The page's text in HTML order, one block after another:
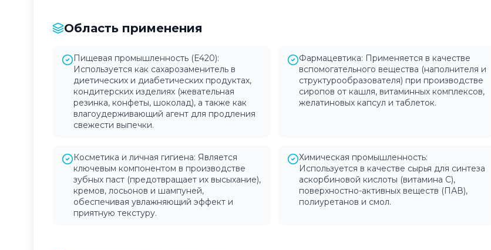
Область применения
Пищевая промышленность (Е420):
Используется как сахарозаменитель в
диетических и диабетических продуктах,
кондитерских изделиях (жевательная
резинка, конфеты, шоколад), а также как
влагоудерживающий агент для продления
свежести выпечки.
Фармацевтика: Применяется в качестве
вспомогательного вещества (наполнителя и
структурообразователя) при производстве
сиропов от кашля, витаминных комплексов,
желатиновых капсул и таблеток.
Косметика и личная гигиена: Является
ключевым компонентом в производстве
зубных паст (предотвращает их высыхание),
кремов, лосьонов и шампуней,
обеспечивая увлажняющий эффект и
приятную текстуру.
Химическая промышленность:
Используется в качестве сырья для синтеза
аскорбиновой кислоты (витамина C),
поверхностно-активных веществ (ПАВ),
полиуретанов и смол.